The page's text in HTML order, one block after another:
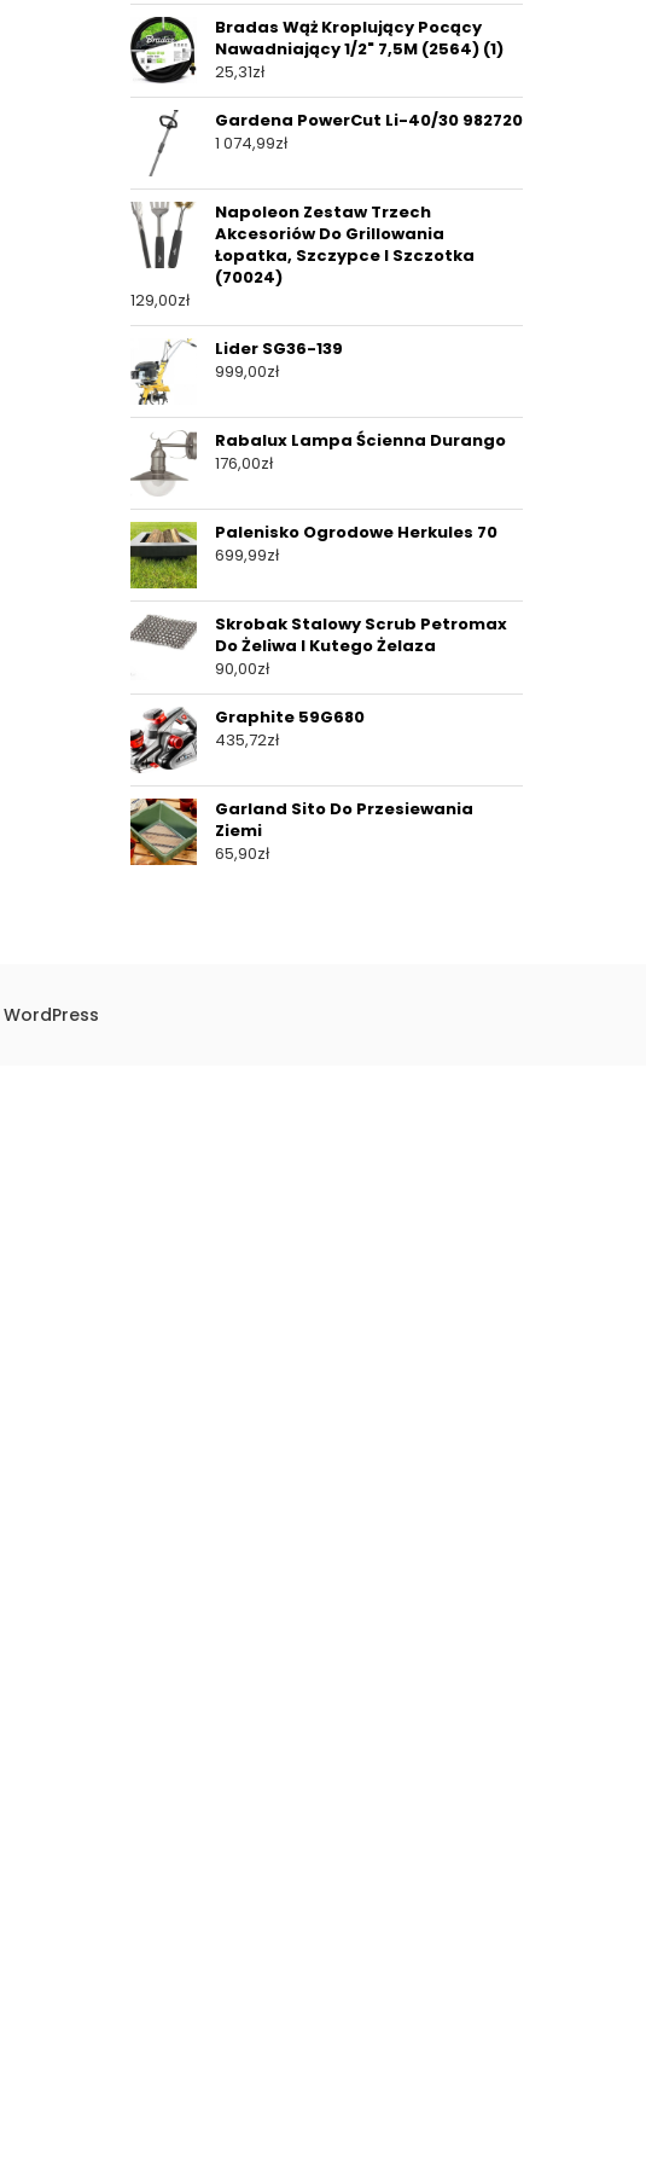
Bradas Wąż Kroplujący Pocący
Nawadniający 1/2" 7,5M (2564) (1)
25,31zł
Gardena PowerCut Li-40/30 982720
1 074,99zł
Napoleon Zestaw Trzech
Akcesoriów Do Grillowania
Łopatka, Szczypce I Szczotka
(70024)
129,00zł
Lider SG36-139
999,00zł
Rabalux Lampa Ścienna Durango
176,00zł
Palenisko Ogrodowe Herkules 70
699,99zł
Skrobak Stalowy Scrub Petromax
Do Żeliwa I Kutego Żelaza
90,00zł
Graphite 59G680
435,72zł
Garland Sito Do Przesiewania
Ziemi
65,90zł
WordPress